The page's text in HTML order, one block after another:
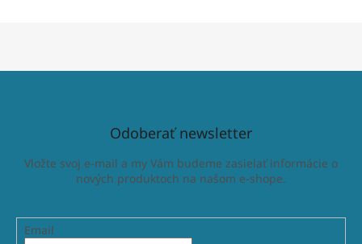
Odoberať newsletter
Vložte svoj e-mail a my Vám budeme zasielať informácie o
nových produktoch na našom e-shope.
Email